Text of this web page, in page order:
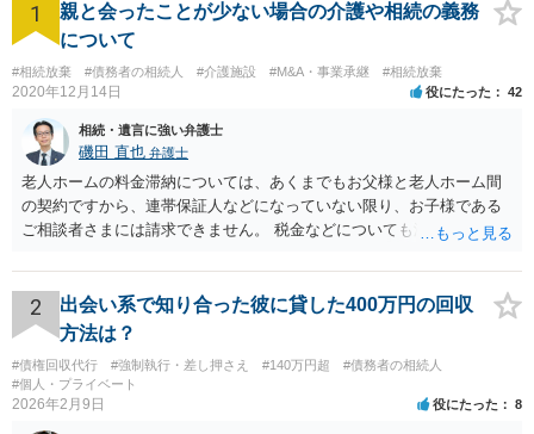
1
親と会ったことが少ない場合の介護や相続の義務
について
#相続放棄 #債務者の相続人 #介護施設 #M&A・事業承継 #相続放棄
2020年12月14日 役にたった 42
相続・遺言に強い弁護士
磯田 直也 弁護士
老人ホームの料金滞納については、あくまでもお父様と老人ホーム間
の契約ですから、連帯保証人などになっていない限り、お子様である
ご相談者さまには請求できません。 税金などについても滞納している
護受給の際に扶養できないかという連絡が役所から来ますが、できな
い旨回答すればそれまでです。 相続が開始した場合については先述の
通りです。 民法上の扶養義務はご相談者さまがお考えのほど強いもの
ではありません。 あくまでも、余力の範囲で認められるものです。 親
の介護は子供がみるという民法の条文はありません。 また、親に対す
る扶養義務は配偶者や子に対する扶養義務に比べて弱いものです。 生
2
出会い系で知り合った彼に貸した400万円の回収
方法は？
#債権回収代行 #強制執行・差し押さえ #140万円超
#債務者の相続人
#個人・プライベート
2026年2月9日 役にたった 8